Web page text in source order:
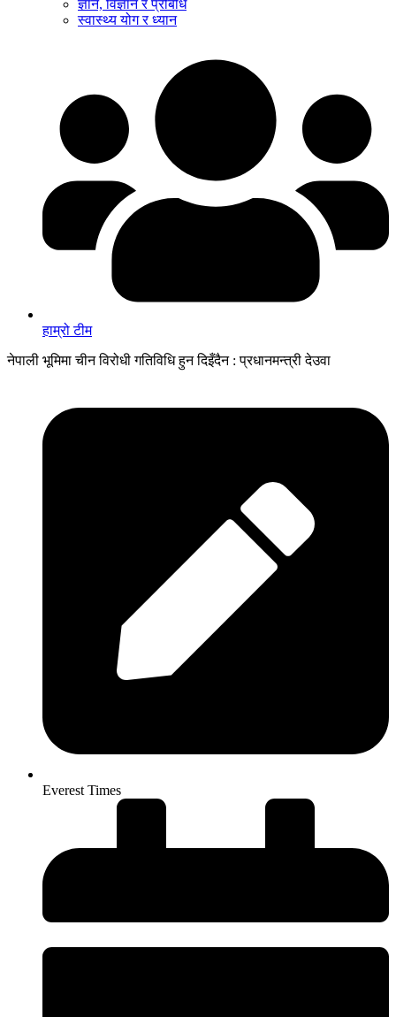
ज्ञान, विज्ञान र प्रबिधि
स्वास्थ्य योग र ध्यान
हाम्रो टीम
नेपाली भूमिमा चीन विरोधी गतिविधि हुन दिइँदैन : प्रधानमन्त्री देउवा
Everest Times